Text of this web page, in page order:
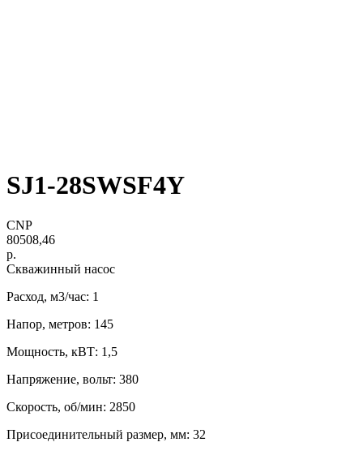
SJ1-28SWSF4Y
CNP
80508,46
р.
Скважинный насос
Расход, м3/час: 1
Напор, метров: 145
Мощность, кВТ: 1,5
Напряжение, вольт: 380
Скорость, об/мин: 2850
Присоединительный размер, мм: 32